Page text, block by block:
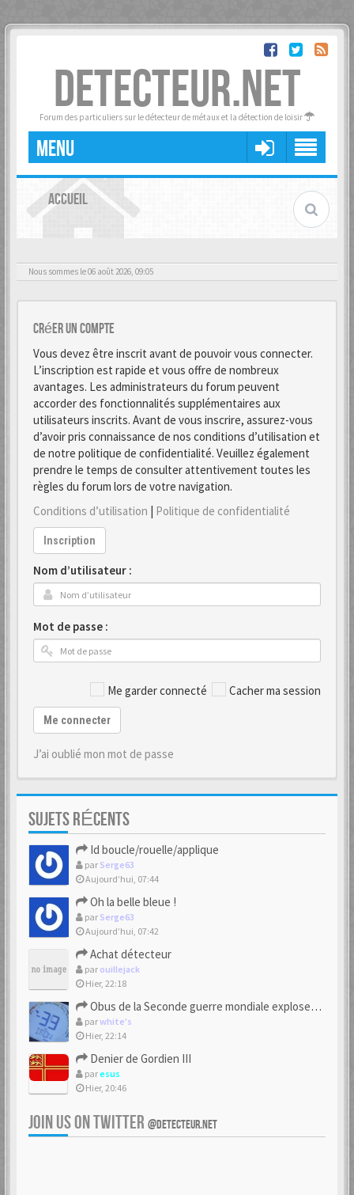
DETECTEUR.NET
Forum des particuliers sur le détecteur de métaux et la détection de loisir
MENU
ACCUEIL
Nous sommes le 06 août 2026, 09:05
Créer un Compte
Vous devez être inscrit avant de pouvoir vous connecter.
L’inscription est rapide et vous offre de nombreux
avantages. Les administrateurs du forum peuvent
accorder des fonctionnalités supplémentaires aux
utilisateurs inscrits. Avant de vous inscrire, assurez-vous
d’avoir pris connaissance de nos conditions d’utilisation et
de notre politique de confidentialité. Veuillez également
prendre le temps de consulter attentivement toutes les
règles du forum lors de votre navigation.
Conditions d’utilisation | Politique de confidentialité
Inscription
Nom d’utilisateur :
Mot de passe :
Me garder connecté Cacher ma session
Me connecter
J’ai oublié mon mot de passe
SUJETS RÉCENTS
Id boucle/rouelle/applique
par Serge63
Aujourd’hui, 07:44
Oh la belle bleue !
par Serge63
Aujourd’hui, 07:42
Achat détecteur
par ouillejack
Hier, 22:18
Obus de la Seconde guerre mondiale explosent dans des champs.
parwhite's
Hier, 22:14
Denier de Gordien III
paresus
Hier, 20:46
JOIN US ON TWITTER @DETECTEUR.NET